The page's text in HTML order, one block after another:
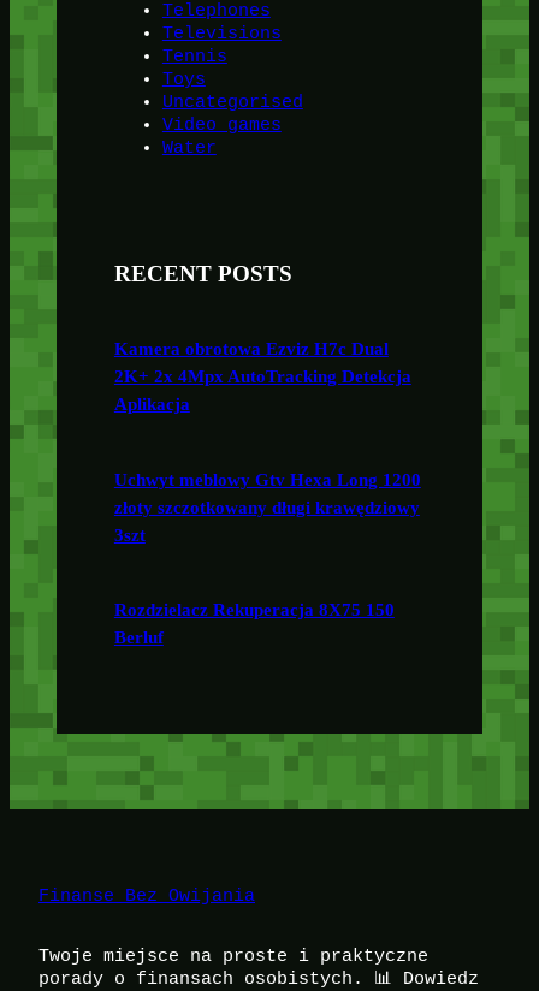
Telephones
Televisions
Tennis
Toys
Uncategorised
Video games
Water
RECENT POSTS
Kamera obrotowa Ezviz H7c Dual
2K+ 2x 4Mpx AutoTracking Detekcja
Aplikacja
Uchwyt meblowy Gtv Hexa Long 1200
złoty szczotkowany długi krawędziowy
3szt
Rozdzielacz Rekuperacja 8X75 150
Berluf
Finanse Bez Owijania
Twoje miejsce na proste i praktyczne
porady o finansach osobistych. 📊 Dowiedz